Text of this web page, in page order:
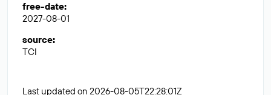
free-date:
2027-08-01
source:
TCI
Last updated on 2026-08-05T22:28:01Z